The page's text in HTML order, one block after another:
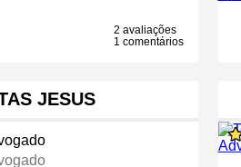
2 avaliações
1 comentários
JESUS